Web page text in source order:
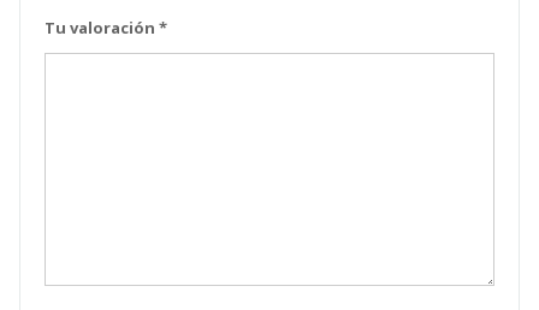
Tu valoración *